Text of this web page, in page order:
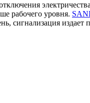
рабочего уровня.
сигнализация издает